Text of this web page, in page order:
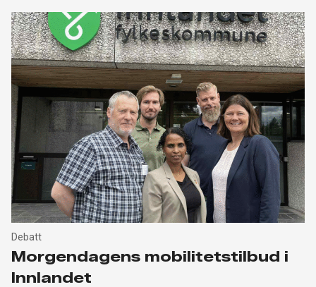
Debatt
Morgendagens mobilitetstilbud i
Innlandet